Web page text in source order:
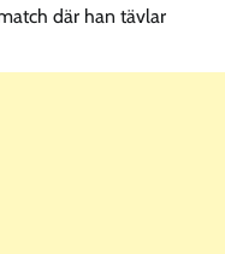
där han tävlar